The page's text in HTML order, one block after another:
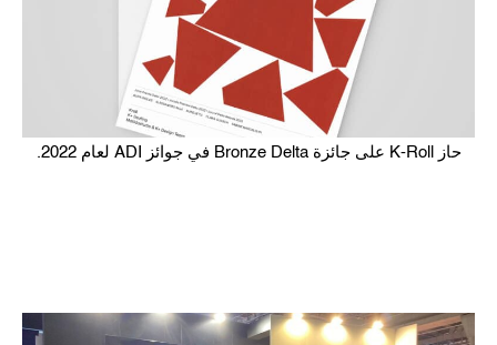
حاز K-Roll على جائزة Bronze Delta في جوائز ADI لعام 2022.